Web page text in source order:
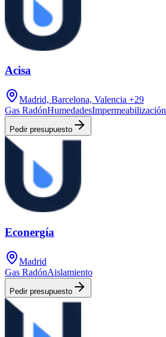
Acisa
Madrid, Barcelona, Valencia +29
Gas RadónHumedadesImpermeabilización
Pedir presupuesto
Econergía
Madrid
Gas RadónAislamiento
Pedir presupuesto